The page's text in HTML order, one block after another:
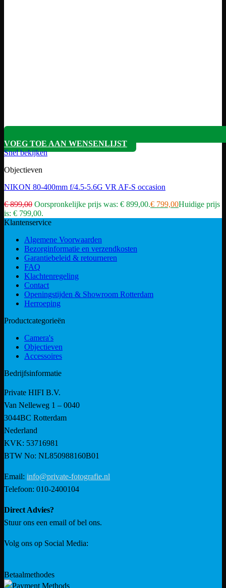
VOEG TOE AAN WENSENLIJST
Snel bekijken
Objectieven
NIKON 80-400mm f/4.5-5.6G VR AF-S occasion
€899,00 Oorspronkelijke prijs was: € 899,00.€ 799,00Huidige prijs
is: € 799,00.
Klantenservice
Algemene Voorwaarden
Bezorginformatie en verzendkosten
Garantiebeleid & retourneren
FAQ
Klachtenregeling
Contact
Openingstijden & Showroom Rotterdam
Herroeping
Productcategorieën
Camera's
Objectieven
Accessoires
Bedrijfsinformatie
Private HIFI B.V.
Van Nelleweg 1 – 0040
3044BC Rotterdam
Nederland
KVK: 53716981
BTW No: NL850988160B01
Email: info@private-fotografie.nl
Telefoon: 010-2400104
Direct Advies?
Stuur ons een email of bel ons.
Volg ons op Social Media:
Betaalmethodes